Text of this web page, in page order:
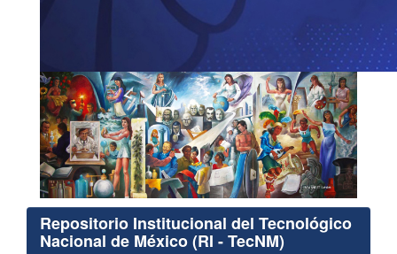
Repositorio Institucional del Tecnológico
Nacional de México (RI - TecNM)